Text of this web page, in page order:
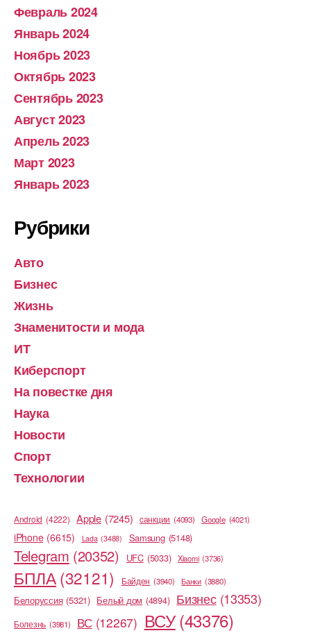
Февраль 2024
Январь 2024
Ноябрь 2023
Октябрь 2023
Сентябрь 2023
Август 2023
Апрель 2023
Март 2023
Январь 2023
Рубрики
Авто
Бизнес
Жизнь
Знаменитости и мода
ИТ
Киберспорт
На повестке дня
Наука
Новости
Спорт
Технологии
Android (4222) Apple (7245) cанкции (4093) Google (4021)
iPhone (6615) Lada (3488) Samsung (5148)
Telegram (20352) UFC (5033) Xiaomi (3736)
БПЛА(32121) Байден (3940) Банки (3880)
Белоруссия (5321) Белый дом (4894) Бизнес (13353)
Болезнь (3981) ВС (12267) ВСУ(43376)